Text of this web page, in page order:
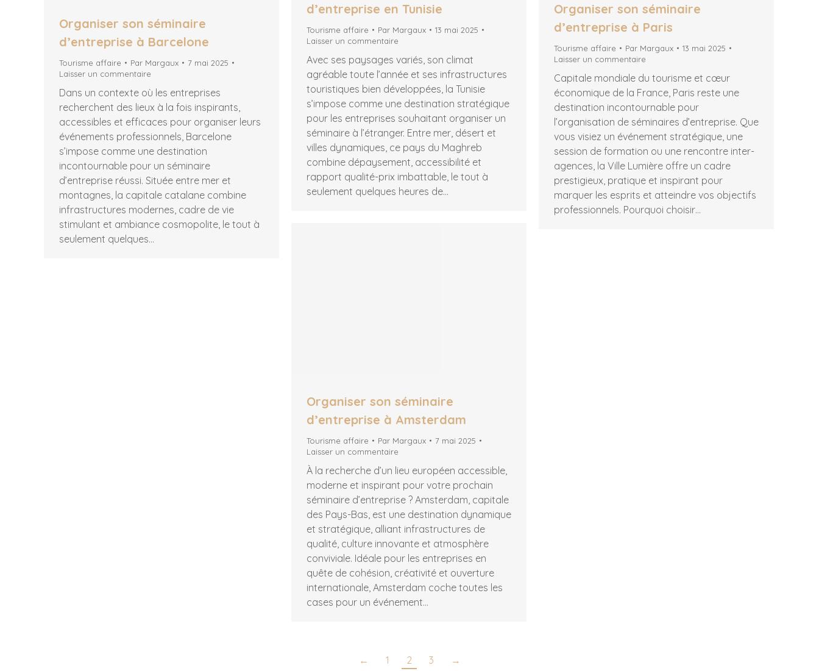
d’entreprise en Tunisie
Tourisme affaire Par Margaux
13 mai 2025
Laisser un commentaire
Avec ses paysages variés, son climat
agréable toute l’année et ses infrastructures
touristiques bien développées, la Tunisie
s’impose comme une destination stratégique
pour les entreprises souhaitant organiser un
séminaire à l’étranger. Entre mer, désert et
villes dynamiques, ce pays du Maghreb
combine dépaysement, accessibilité et
rapport qualité-prix imbattable, le tout à
seulement quelques heures de…
Organiser son séminaire
d’entreprise à Paris
Tourisme affaire Par Margaux
13 mai 2025
Laisser un commentaire
Capitale mondiale du tourisme et cœur
économique de la France, Paris reste une
destination incontournable pour
l’organisation de séminaires d’entreprise. Que
vous visiez un événement stratégique, une
session de formation ou une rencontre inter-
agences, la Ville Lumière offre un cadre
prestigieux, pratique et inspirant pour
marquer les esprits et atteindre vos objectifs
professionnels. Pourquoi choisir…
Organiser son séminaire
d’entreprise à Barcelone
Tourisme affaire Par Margaux
7 mai 2025
Laisser un commentaire
Dans un contexte où les entreprises
recherchent des lieux à la fois inspirants,
accessibles et efficaces pour organiser leurs
événements professionnels, Barcelone
s’impose comme une destination
incontournable pour un séminaire
d’entreprise réussi. Située entre mer et
montagnes, la capitale catalane combine
infrastructures modernes, cadre de vie
stimulant et ambiance cosmopolite, le tout à
seulement quelques…
Organiser son séminaire
d’entreprise à Amsterdam
Tourisme affaire Par Margaux
7 mai 2025
Laisser un commentaire
À la recherche d’un lieu européen accessible,
moderne et inspirant pour votre prochain
séminaire d’entreprise ? Amsterdam, capitale
des Pays-Bas, est une destination dynamique
et stratégique, alliant infrastructures de
qualité, culture innovante et atmosphère
conviviale. Idéale pour les entreprises en
quête de cohésion, créativité et ouverture
internationale, Amsterdam coche toutes les
cases pour un événement…
← 1 2 3 →